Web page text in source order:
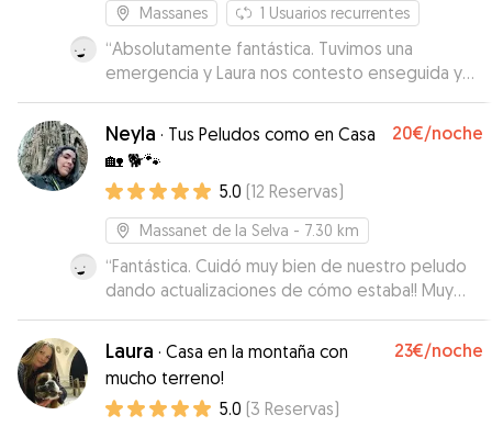
Massanes 1 Usuarios recurrentes
“Absolutamente fantástica. Tuvimos una
emergencia y Laura nos contesto enseguida y
recibió a Nevat el mismo día sin problema.
Nevat, como no, dos días fantásticos en
compañía de Kiara 🐶 y Laura con sus paseos
diarios por el bosque. Laura es una persona que
realmente ama a los animales y sabe lo que es
que tu perro sea uno más de la familia.
Neyla · Tus Peludos como en Casa
🏡 🐕🐾
20€/noche
5.0 (12 Reservas)
Massanet de la Selva - 7.30 km
“Fantástica. Cuidó muy bien de nuestro peludo
dando actualizaciones de cómo estaba!! Muy
simpática.”
Laura · Casa en la montaña con
mucho terreno!
23€/noche
5.0 (3 Reservas)